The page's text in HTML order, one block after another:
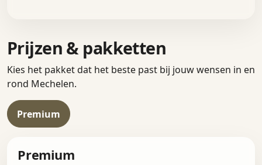
Prijzen & pakketten
Kies het pakket dat het beste past bij jouw wensen in en
rond Mechelen.
Premium
Premium